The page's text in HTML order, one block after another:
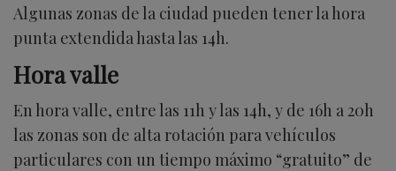
Algunas zonas de la ciudad pueden tener la hora
punta extendida hasta las 14h.
Hora valle
En hora valle, entre las 11h y las 14h, y de 16h a 20h
las zonas son de alta rotación para vehículos
particulares con un tiempo máximo “gratuito” de